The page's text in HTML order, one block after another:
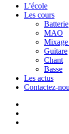
Close
Menu
L’école
Les cours
Batterie
MAO
Guitare
Chant
Basse
Les actus
Contactez-